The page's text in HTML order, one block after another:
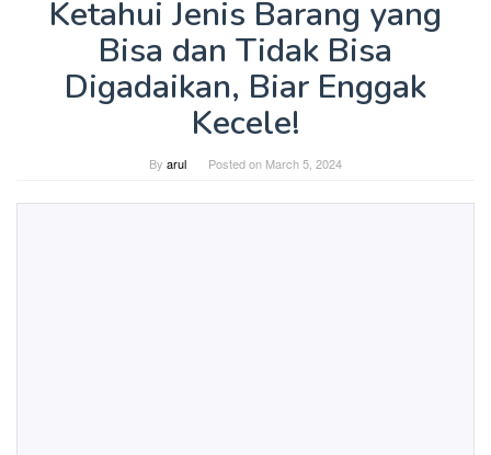
Ketahui Jenis Barang yang
Bisa dan Tidak Bisa
Digadaikan, Biar Enggak
Kecele!
By arul Posted on March 5, 2024